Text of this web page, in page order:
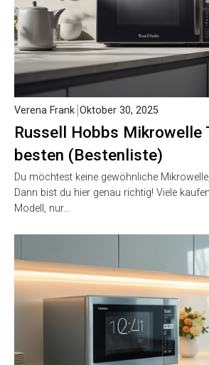
Russell Hobbs Mikrowelle
besten (Bestenliste)
Verena Frank Oktober 30, 2025
Du möchtest keine gewöhnliche
Dann bist du hier genau richtig! Viele
Modell, nur…